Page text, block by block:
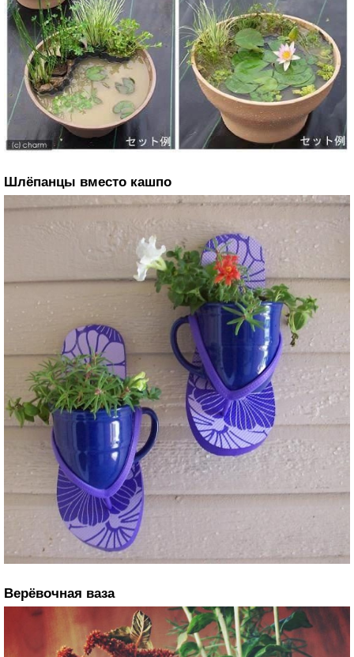
Шлёпанцы вместо кашпо
Верёвочная ваза